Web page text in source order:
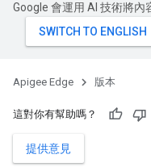
Google 會運用 AI 技術將內
Apigee Edge 版本
這對你有幫助嗎？
提供意見